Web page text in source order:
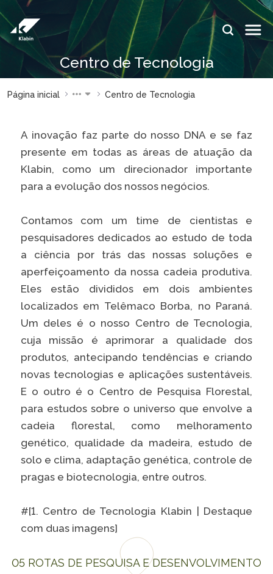
Pular para o Conteúdo principal
Centro de Tecnologia
IDIOMAS:
Relatório de
Sustentabilidade
Plante com a
Klabin
Importam
Painel ASG
Klabin
Blog
Inova
Klabin
Caiubi
Parque
Klabin
VER A LISTA COMPLETA
Página inicial Centro de Tecnologia
A inovação faz parte do nosso DNA e se faz
presente em todas as áreas de atuação da
Klabin, como um direcionador importante
para a evolução dos nossos negócios.
Contamos com um time de cientistas e
pesquisadores dedicados ao estudo de toda
a ciência por trás das nossas soluções e
aperfeiçoamento da nossa cadeia produtiva.
Eles estão divididos em dois ambientes
localizados em Telêmaco Borba, no Paraná.
Um deles é o nosso Centro de Tecnologia,
cuja missão é aprimorar a qualidade dos
produtos, antecipando tendências e criando
novas tecnologias e aplicações sustentáveis.
E o outro é o Centro de Pesquisa Florestal,
para estudos sobre o universo que envolve a
cadeia florestal, como melhoramento
genético, qualidade da madeira, estudo de
solo e clima, adaptação genética, controle de
pragas e biotecnologia, entre outros.
#[1. Centro de Tecnologia Klabin | Destaque
com duas imagens]
05 ROTAS DE PESQUISA E DESENVOLVIMENTO